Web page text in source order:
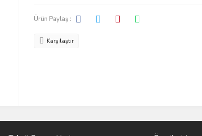
Ürün Paylaş :
Karşılaştır